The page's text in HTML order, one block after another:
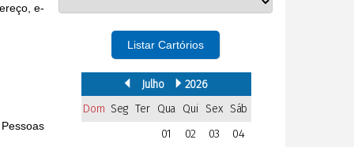
e-
Listar Cartórios